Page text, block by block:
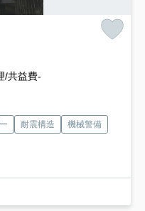
/共益費-
耐震構造
機械警備